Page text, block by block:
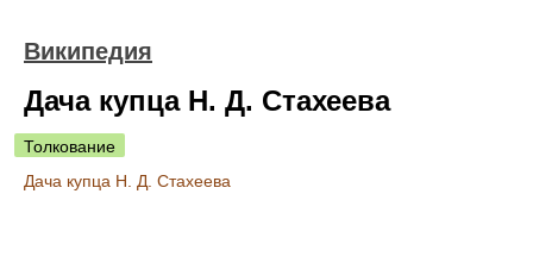
Википедия
Дача купца Н. Д. Стахеева
Толкование
Дача купца Н. Д. Стахеева